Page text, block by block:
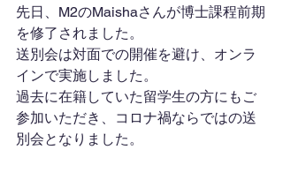
先日、M2のMaishaさんが博士課程前期
を修了されました。
送別会は対面での開催を避け、オンラ
インで実施しました。
過去に在籍していた留学生の方にもご
参加いただき、コロナ禍ならではの送
別会となりました。